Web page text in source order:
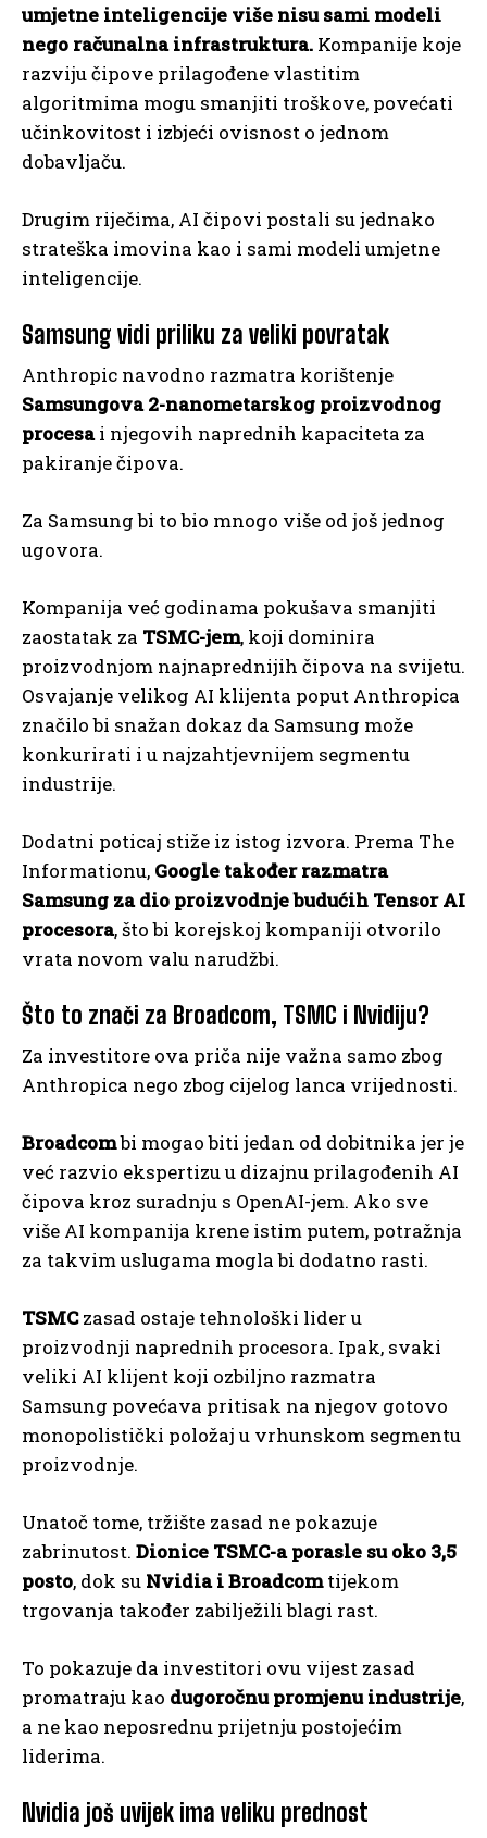
umjetne inteligencije više nisu sami modeli
nego računalna infrastruktura. Kompanije koje
razviju čipove prilagođene vlastitim
algoritmima mogu smanjiti troškove, povećati
učinkovitost i izbjeći ovisnost o jednom
dobavljaču.
Drugim riječima, AI čipovi postali su jednako
strateška imovina kao i sami modeli umjetne
inteligencije.
Samsung vidi priliku za veliki povratak
Anthropic navodno razmatra korištenje
Samsungova 2-nanometarskog proizvodnog
procesai njegovih naprednih kapaciteta za
pakiranje čipova.
Za Samsung bi to bio mnogo više od još jednog
ugovora.
Kompanija već godinama pokušava smanjiti
zaostatak za TSMC-jem, koji dominira
proizvodnjom najnaprednijih čipova na svijetu.
Osvajanje velikog AI klijenta poput Anthropica
značilo bi snažan dokaz da Samsung može
konkurirati i u najzahtjevnijem segmentu
industrije.
Dodatni poticaj stiže iz istog izvora. Prema The
Informationu, Google također razmatra
Samsung za dio proizvodnje budućih Tensor AI
procesora, što bi korejskoj kompaniji otvorilo
vrata novom valu narudžbi.
Što to znači za Broadcom, TSMC i Nvidiju?
Za investitore ova priča nije važna samo zbog
Anthropica nego zbog cijelog lanca vrijednosti.
Broadcombi mogao biti jedan od dobitnika jer je
već razvio ekspertizu u dizajnu prilagođenih AI
čipova kroz suradnju s OpenAI-jem. Ako sve
više AI kompanija krene istim putem, potražnja
za takvim uslugama mogla bi dodatno rasti.
TSMCzasad ostaje tehnološki lider u
proizvodnji naprednih procesora. Ipak, svaki
veliki AI klijent koji ozbiljno razmatra
Samsung povećava pritisak na njegov gotovo
monopolistički položaj u vrhunskom segmentu
proizvodnje.
Unatoč tome, tržište zasad ne pokazuje
zabrinutost. Dionice TSMC-a porasle su oko 3,5
posto, dok su Nvidia i Broadcomtijekom
trgovanja također zabilježili blagi rast.
To pokazuje da investitori ovu vijest zasad
promatraju kao dugoročnu promjenu industrije,
a ne kao neposrednu prijetnju postojećim
liderima.
Nvidia još uvijek ima veliku prednost